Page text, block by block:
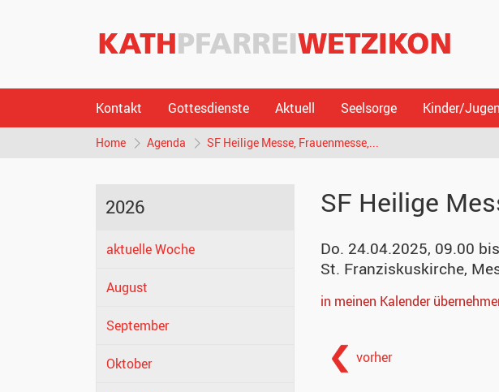
Kontakt Gottesdienste Aktuell Seelsorge Kinder/
Home Agenda SF Heilige Messe, Frauenmesse,...
2026
aktuelle Woche
August
September
Oktober
SF Heilige
Do. 24.04.2025, 09.00
St. Franziskuskirche,
in meinen Kalender
vorher